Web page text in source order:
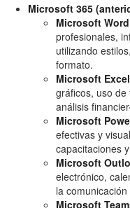
Microsoft 365
Microsoft
profesionales,
utilizando
formato.
Microsoft
gráficos, uso
análisis
Microsoft
efectivas y
capacitaciones
Microsoft
electrónico,
la
Microsoft